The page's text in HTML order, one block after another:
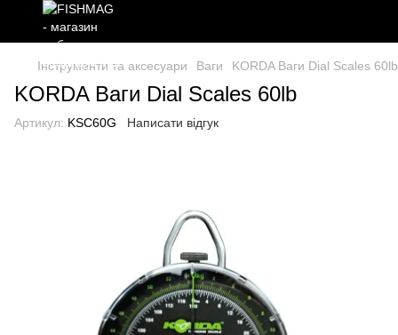
Інструменти та аксесуари Ваги KORDA Ваги Dial Scales 60lb
KORDA Ваги Dial Scales 60lb
Артикул: KSC60G Написати відгук